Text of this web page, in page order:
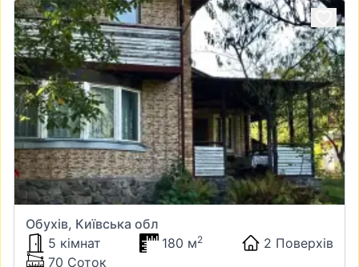
Обухів, Київська обл
5 кімнат
180 м2
2 Поверхів
70 Соток